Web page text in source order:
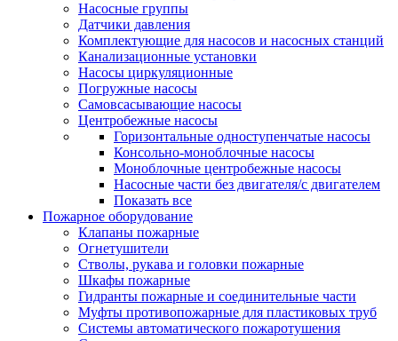
Насосные группы
Датчики давления
Комплектующие для насосов и насосных станций
Канализационные установки
Насосы циркуляционные
Погружные насосы
Самовсасывающие насосы
Центробежные насосы
Горизонтальные одноступенчатые насосы
Консольно-моноблочные насосы
Моноблочные центробежные насосы
Насосные части без двигателя/с двигателем
Показать все
Пожарное оборудование
Клапаны пожарные
Огнетушители
Стволы, рукава и головки пожарные
Шкафы пожарные
Гидранты пожарные и соединительные части
Муфты противопожарные для пластиковых труб
Системы автоматического пожаротушения